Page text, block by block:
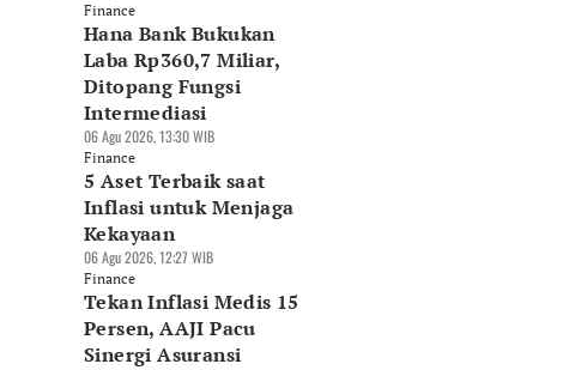
Finance
Hana Bank Bukukan
Laba Rp360,7 Miliar,
Ditopang Fungsi
Intermediasi
06 Agu 2026, 13:30 WIB
Finance
5 Aset Terbaik saat
Inflasi untuk Menjaga
Kekayaan
06 Agu 2026, 12:27 WIB
Finance
Tekan Inflasi Medis 15
Persen, AAJI Pacu
Sinergi Asuransi